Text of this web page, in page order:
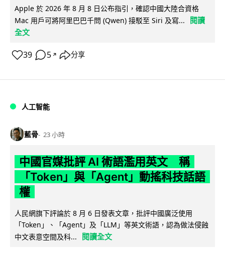
Apple 於 2026 年 8 月 8 日公布指引，確認中國大陸合資格
Mac 用戶可將阿里巴巴千問 (Qwen) 接駁至 Siri 及寫...
閱讀
全文
39 5 ↗ 分享
人工智能
藍骨 23 小時
中國官媒批評 AI 術語濫用英文 稱
「Token」與「Agent」動搖科技話語
權
人民網旗下評論於 8 月 6 日發表文章，批評中國廣泛使用
「Token」、「Agent」及「LLM」等英文術語，認為做法侵蝕
中文表意空間及科...
閱讀全文